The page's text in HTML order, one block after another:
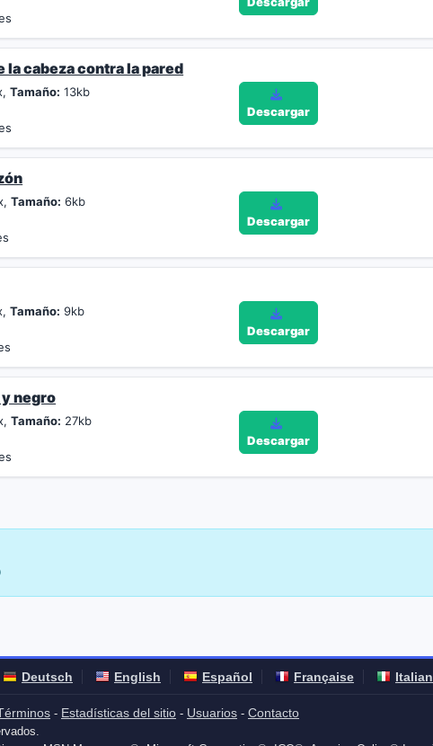
la cabeza contra la pared
Tamaño: 13kb
Descargar
Tamaño: 6kb
Descargar
Tamaño: 9kb
Descargar
negro
Tamaño: 27kb
Descargar
Deutsch English Español Française
- Estadísticas del sitio - Usuarios - Contacto